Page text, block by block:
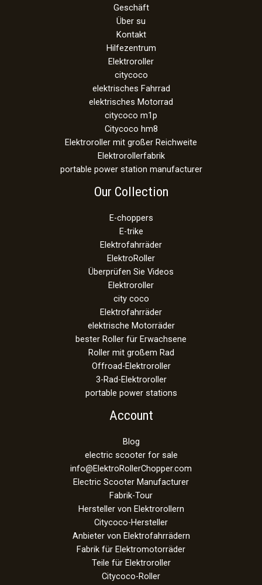
Geschäft
Über su
Kontakt
Hilfezentrum
Elektroroller
citycoco
elektrisches Fahrrad
elektrisches Motorrad
citycoco m1p
Citycoco hm8
Elektroroller mit großer Reichweite
Elektrorollerfabrik
portable power station manufacturer
Our Collection
E-choppers
E-trike
Elektrofahrräder
ElektroRoller
Überprüfen Sie Videos
Elektroroller
city coco
Elektrofahrräder
elektrische Motorräder
bester Roller für Erwachsene
Roller mit großem Rad
Offroad-Elektroroller
3-Rad-Elektroroller
portable power stations
Account
Blog
electric scooter for sale
info@ElektroRollerChopper.com
Electric Scooter Manufacturer
Fabrik-Tour
Hersteller von Elektrorollern
Citycoco-Hersteller
Anbieter von Elektrofahrrädern
Fabrik für Elektromotorräder
Teile für Elektroroller
Citycoco-Roller